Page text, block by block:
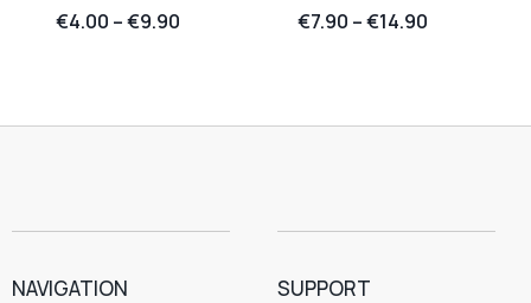
€4.00 –€9.90
€7.90 –€14.90
NAVIGATION SUPPORT